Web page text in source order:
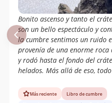
10/04/16
Hugo Olave
Alejandro
Daniela Soto
10/04/16
Alejandro
12/03/16 Marcelo
05/03/16 Victor Astete
Bonito ascenso y tanto el
son un bello espectáculo y
la cumbre sentimos un ruido
provenía de una enorme
y rodó hasta el fondo del
helados. Más allá de eso,
Más reciente
Libro de cumbre